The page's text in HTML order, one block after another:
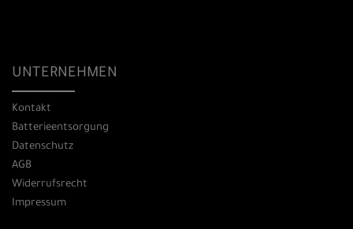
UNTERNEHMEN
Kontakt
Batterieentsorgung
Datenschutz
AGB
Widerrufsrecht
Impressum